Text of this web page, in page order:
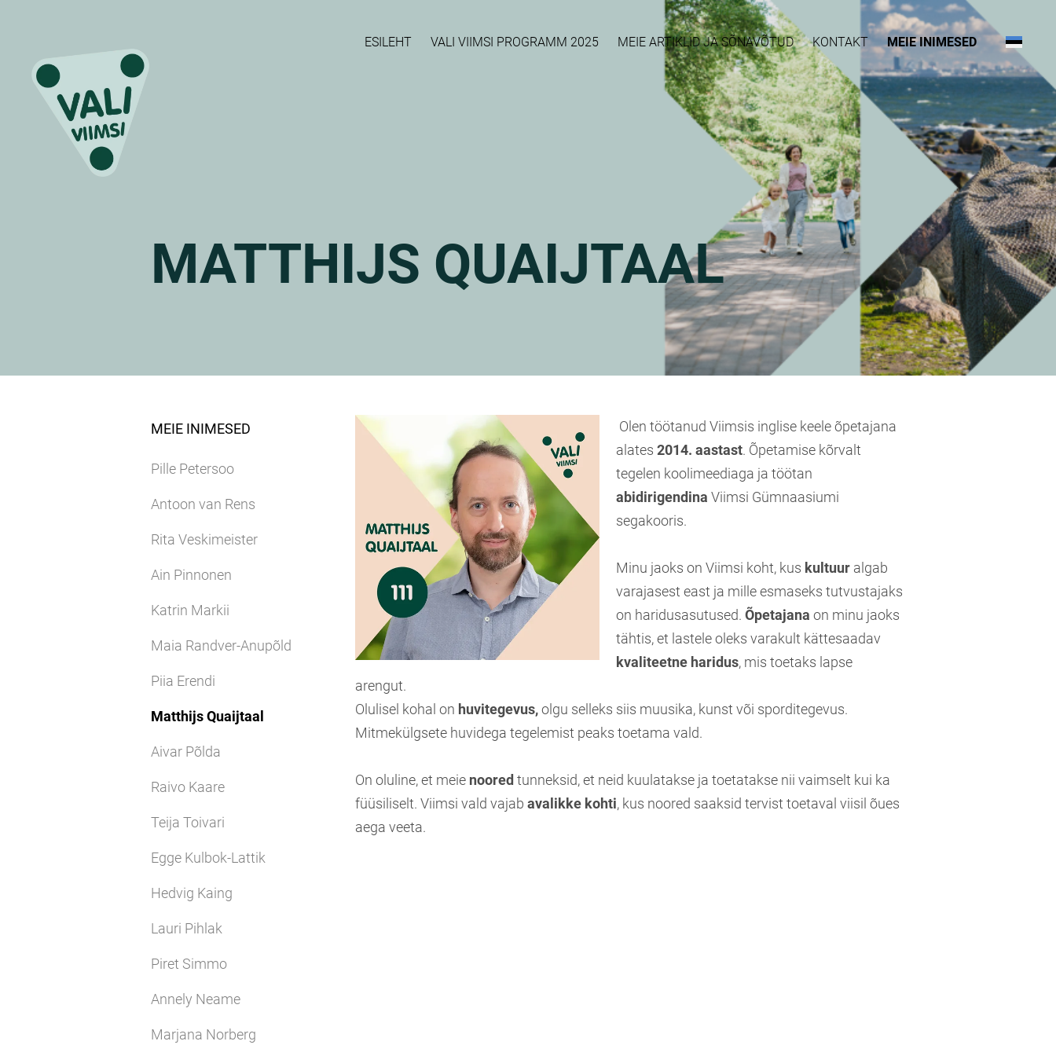
ESILEHT VALI VIIMSI PROGRAMM 2025 MEIE ARTIKLID JA SÕNAVÕTUD KONTAKT MEIE INIMESED
MATTHIJS QUAIJTAAL
MEIE INIMESED
Pille Petersoo
Antoon van Rens
Rita Veskimeister
Ain Pinnonen
Katrin Markii
Maia Randver-Anupõld
Piia Erendi
Matthijs Quaijtaal
Aivar Põlda
Raivo Kaare
Teija Toivari
Egge Kulbok-Lattik
Hedvig Kaing
Lauri Pihlak
Piret Simmo
Annely Neame
Marjana Norberg
Olen töötanud Viimsis inglise keele õpetajana
alates2014. aastast. Õpetamise kõrvalt
tegelen koolimeediaga ja töötan
abidirigendina Viimsi Gümnaasiumi
segakooris.
Minu jaoks on Viimsi koht, kus kultuur algab
varajasest east ja mille esmaseks tutvustajaks
on haridusasutused.Õpetajana on minu jaoks
tähtis, et lastele oleks varakult kättesaadav
kvaliteetne haridus, mis toetaks lapse
arengut.
Olulisel kohal on huvitegevus,olgu selleks siis muusika, kunst või sporditegevus.
Mitmekülgsete huvidega tegelemist peaks toetama vald.
On oluline, et meie noored tunneksid, et neid kuulatakse ja toetatakse nii vaimselt kui ka
füüsiliselt. Viimsi vald vajab avalikke kohti, kus noored saaksid tervist toetaval viisil õues
aega veeta.